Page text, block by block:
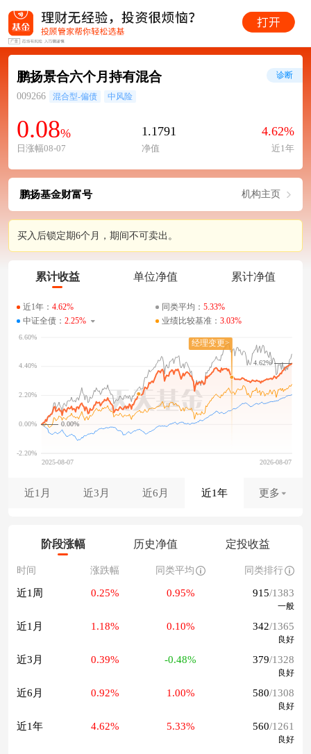
鹏扬景合六个月持有混合
009266 混合型-偏债 中风险
0.08%
日涨幅08-07
1.1791
净值
4.62%
近1年
诊断
鹏扬基金财富号 机构主页
买入后锁定期6个月，期间不可卖出。
累计收益 单位净值 累计净值
近1年： 4.62% 同类平均： 5.33%
中证全债： 2.25% 业绩比较基准： 3.03%
0.00%
4.62%
近1月 近3月 近6月 近1年 更多
阶段涨幅 历史净值 定投收益
时间 涨跌幅 同类平均 同类排行
近1周 0.25% 0.95% 915/1383
一般
近1月 1.18% 0.10% 342/1365
良好
近3月 0.39% -0.48% 379/1328
良好
近6月 0.92% 1.00% 580/1308
良好
近1年 4.62% 5.33% 560/1261
良好